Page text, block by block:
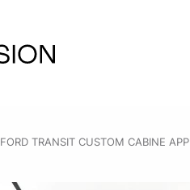
FORD TRANSIT CUSTOM CABINE